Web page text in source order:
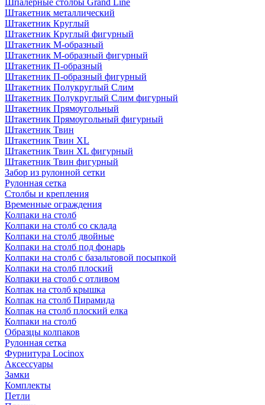
Шпалерные столбы Grand Line
Штакетник металлический
Штакетник Круглый
Штакетник Круглый фигурный
Штакетник М-образный
Штакетник М-образный фигурный
Штакетник П-образный
Штакетник П-образный фигурный
Штакетник Полукруглый Слим
Штакетник Полукруглый Слим фигурный
Штакетник Прямоугольный
Штакетник Прямоугольный фигурный
Штакетник Твин
Штакетник Твин XL
Штакетник Твин XL фигурный
Штакетник Твин фигурный
Забор из рулонной сетки
Рулонная сетка
Столбы и крепления
Временные ограждения
Колпаки на столб
Колпаки на столб со склада
Колпаки на столб двoйные
Колпаки на столб под фонарь
Колпаки на столб с базальтовой посыпкой
Колпаки на столб плоский
Колпаки на столб с отливом
Колпак на столб крышка
Колпак на столб Пирамида
Колпак на столб плоский елка
Колпаки на столб
Образцы колпаков
Рулонная сетка
Фурнитура Locinox
Аксессуары
Замки
Комплекты
Петли